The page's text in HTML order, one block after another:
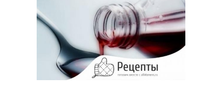
Сок из боярышника